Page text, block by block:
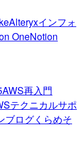
Alteryxインフォ
OneNotion
AWS再入門
テクニカルサポ
ブログくらめそ